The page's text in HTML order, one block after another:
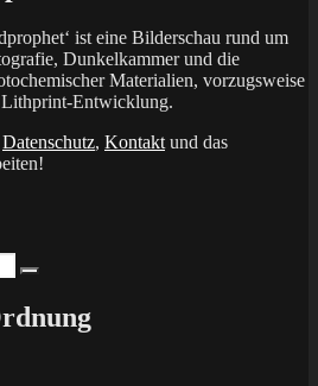
ist eine Bilderschau rund um
Dunkelkammer und die
Materialien, vorzugsweise
Entwicklung.
Datenschutz, Kontakt und das